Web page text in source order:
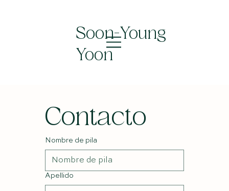
Soon-Young
Yoon
Contacto
Nombre de pila
Apellido